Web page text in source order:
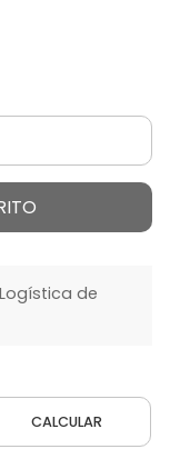
de
CALCULAR